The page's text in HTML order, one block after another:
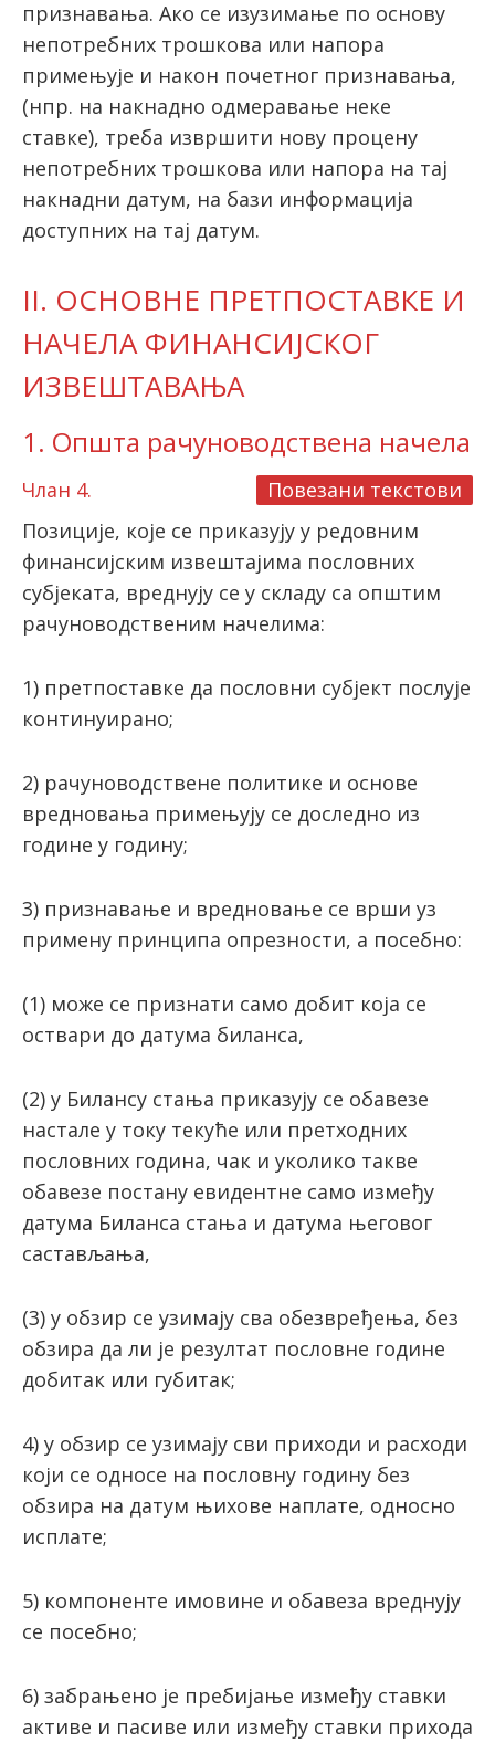
признавања. Ако се изузимање по основу
непотребних трошкова или напора
примењује и након почетног признавања,
(нпр. на накнадно одмеравање неке
ставке), треба извршити нову процену
непотребних трошкова или напора на тај
накнадни датум, на бази информација
доступних на тај датум.
II. ОСНОВНЕ ПРЕТПОСТАВКЕ И
НАЧЕЛА ФИНАНСИЈСКОГ
ИЗВЕШТАВАЊА
1. Општа рачуноводствена начела
Повезани текстови
Члан 4.
Позиције, које се приказују у редовним
финансијским извештајима пословних
субјеката, вреднују се у складу са општим
рачуноводственим начелима:
1) претпоставке да пословни субјект послује
континуирано;
2) рачуноводствене политике и основе
вредновања примењују се доследно из
године у годину;
3) признавање и вредновање се врши уз
примену принципа опрезности, а посебно:
(1) може се признати само добит која се
оствари до датума биланса,
(2) у Билансу стања приказују се обавезе
настале у току текуће или претходних
пословних година, чак и уколико такве
обавезе постану евидентне само између
датума Биланса стања и датума његовог
састављања,
(3) у обзир се узимају сва обезвређења, без
обзира да ли је резултат пословне године
добитак или губитак;
4) у обзир се узимају сви приходи и расходи
који се односе на пословну годину без
обзира на датум њихове наплате, односно
исплате;
5) компоненте имовине и обавеза вреднују
се посебно;
6) забрањено је пребијање између ставки
активе и пасиве или између ставки прихода